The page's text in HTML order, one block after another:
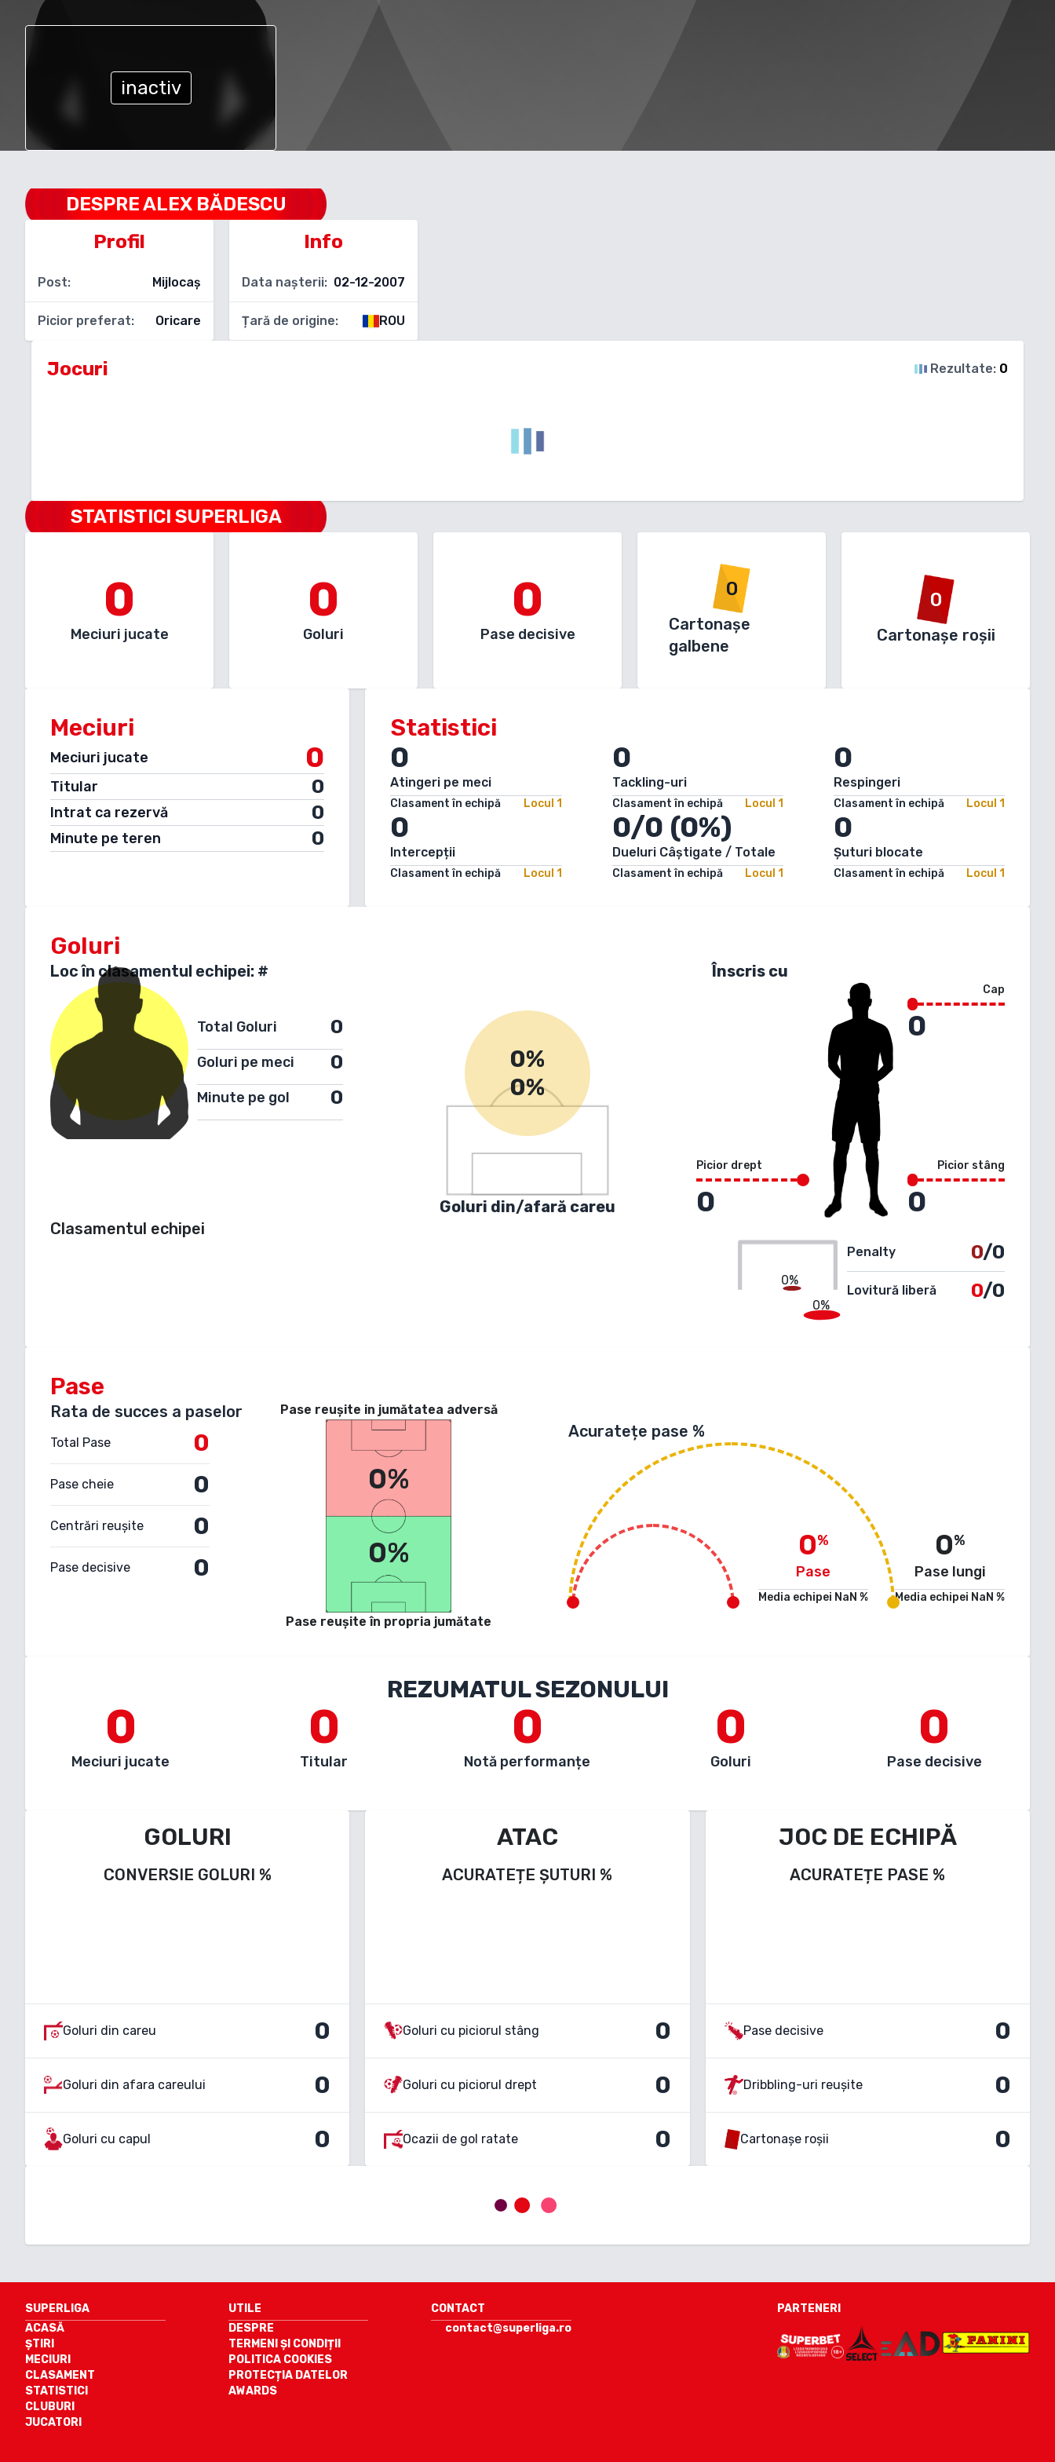
inactiv
DESPREALEX BĂDESCU
Profil
Post: Mijlocaș
Picior preferat: Oricare
Info
Data nașterii: 02-12-2007
Țară de origine: ROU
Jocuri Rezultate: 0
STATISTICI SUPERLIGA
0
Meciuri jucate
0
Goluri
0
Pase decisive
0
Cartonașe
galbene
0
Cartonașe roșii
Meciuri
Meciuri jucate 0
Titular 0
Intrat ca rezervă 0
Minute pe teren 0
Statistici
0
Atingeri pe meci
Clasament în echipă Locul 1
0
Tackling-uri
Clasament în echipă Locul 1
0
Respingeri
Clasament în echipă Locul 1
0
Intercepții
Clasament în echipă Locul 1
0/0 (0%)
Dueluri Câștigate / Totale
Clasament în echipă Locul 1
0
Șuturi blocate
Clasament în echipă Locul 1
Goluri
Loc în clasamentul echipei: #
Total Goluri 0
Goluri pe meci 0
Minute pe gol 0
0%
0%
Goluri din/afară careu
Înscris cu
Picior drept
0
Cap
0
Picior stâng
0
Clasamentul echipei
0%
0%
Penalty 0/0
Lovitură liberă 0/0
Pase
Rata de succes a paselor
Total Pase 0
Pase cheie 0
Centrări reușite 0
Pase decisive 0
Pase reușite in jumătatea adversă
0%
0%
Pase reușite în propria jumătate
Acuratețe pase %
0%
Pase
Media echipei NaN %
0%
Pase lungi
Media echipei NaN %
REZUMATUL SEZONULUI
0
Meciuri jucate
0
Titular
0
Notă performanțe
0
Goluri
0
Pase decisive
GOLURI
CONVERSIE GOLURI %
Goluri din careu 0
Goluri din afara careului 0
Goluri cu capul 0
ATAC
ACURATEȚE ȘUTURI %
Goluri cu piciorul stâng 0
Goluri cu piciorul drept 0
Ocazii de gol ratate 0
JOC DE ECHIPĂ
ACURATEȚE PASE %
Pase decisive 0
Dribbling-uri reușite 0
Cartonașe roșii 0
SUPERLIGA
ACASĂ
ȘTIRI
MECIURI
CLASAMENT
STATISTICI
CLUBURI
JUCATORI
UTILE
DESPRE
TERMENI ȘI CONDIȚII
POLITICA COOKIES
PROTECȚIA DATELOR
AWARDS
CONTACT
contact@superliga.ro
PARTENERI